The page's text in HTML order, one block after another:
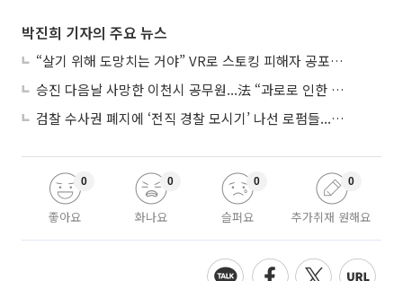
박진희 기자의 주요 뉴스
“살기 위해 도망치는 거야” VR로 스토킹 피해자 공포 마주한 수형자들
승진 다음날 사망한 이천시 공무원...法 “과로로 인한 순직”
검찰 수사권 폐지에 ‘전직 경찰 모시기’ 나선 로펌들...“경찰수사 대응 강화”
좋아요
0
화나요
0
슬퍼요
0
추가취재 원해요
0